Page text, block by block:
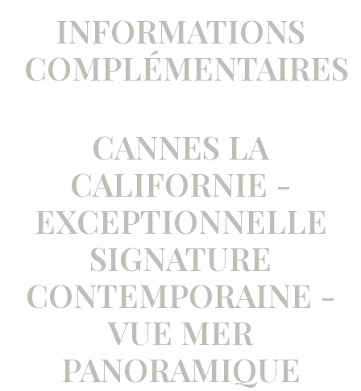
INFORMATIONS
COMPLÉMENTAIRES
CANNES LA
CALIFORNIE -
EXCEPTIONNELLE
SIGNATURE
CONTEMPORAINE -
VUE MER
PANORAMIQUE